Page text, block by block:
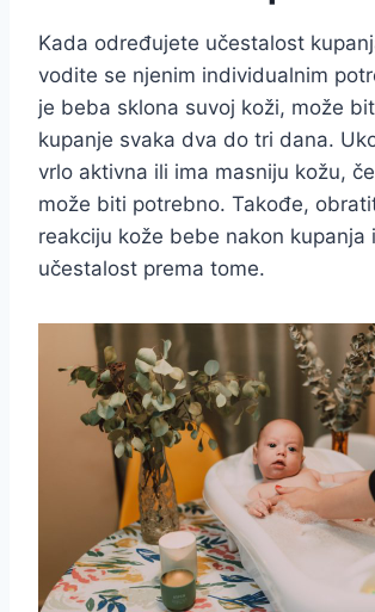
Kada određujete učestalost
vodite se njenim individualnim
je beba sklona suvoj koži, može
kupanje svaka dva do tri dana.
vrlo aktivna ili ima masniju kožu,
može biti potrebno. Takođe,
reakciju kože bebe nakon kupanja
učestalost prema tome.